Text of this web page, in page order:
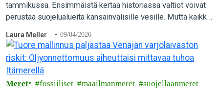
tammikussa. Ensimmäistä kertaa historiassa valtiot voivat
perustaa suojelualueita kansainvälisille vesille. Mutta kaikki
Laura Meller 09/04/2026
Meret fossiiliset maailmanmeret suojellaanmeret